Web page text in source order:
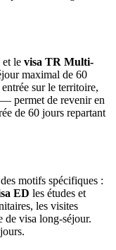
et le visa TR Multi-
maximal de 60
sur le territoire,
permet de revenir en
de 60 jours repartant
motifs spécifiques :
ED les études et
les visites
de visa long-séjour.